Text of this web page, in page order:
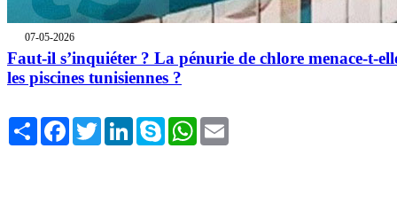
07-05-2026
Faut-il s’inquiéter ? La pénurie de chlore menace-t-
les piscines tunisiennes ?
Share FacebookTwitterLinkedInSkype WhatsApp